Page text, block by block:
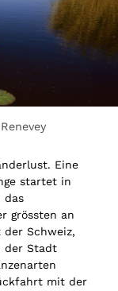
Eine
startet in
das
grössten an
der Schweiz,
der Stadt
mit der